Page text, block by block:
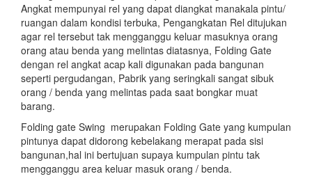
Angkat mempunyai rel yang dapat diangkat manakala pintu/
ruangan dalam kondisi terbuka, Pengangkatan Rel ditujukan
agar rel tersebut tak mengganggu keluar masuknya orang
orang atau benda yang melintas diatasnya, Folding Gate
dengan rel angkat acap kali digunakan pada bangunan
seperti pergudangan, Pabrik yang seringkali sangat sibuk
orang / benda yang melintas pada saat bongkar muat
barang.
Folding gate Swing merupakan Folding Gate yang kumpulan
pintunya dapat didorong kebelakang merapat pada sisi
bangunan,hal ini bertujuan supaya kumpulan pintu tak
mengganggu area keluar masuk orang / benda.